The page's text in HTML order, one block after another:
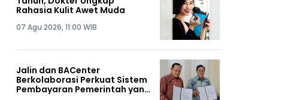
Rahasia Kulit Awet Muda
07 Agu 2026, 11:00 WIB
Jalin dan BACenter
Berkolaborasi Perkuat Sistem
Pembayaran Pemerintah yang